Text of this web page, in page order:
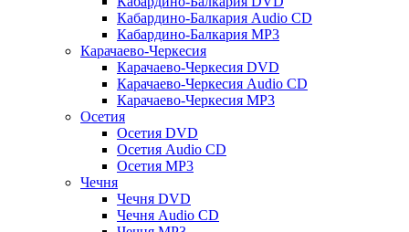
Кабардино-Балкария Audio CD
Кабардино-Балкария MP3
Карачаево-Черкесия
Карачаево-Черкесия DVD
Карачаево-Черкесия Audio CD
Карачаево-Черкесия MP3
Осетия
Осетия DVD
Осетия Audio CD
Осетия MP3
Чечня
Чечня DVD
Чечня Audio CD